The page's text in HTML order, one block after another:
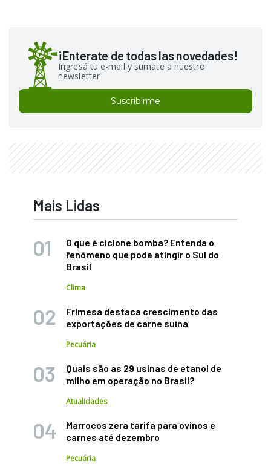
¡Enterate de todas las novedades!
Ingresá tu e-mail y sumate a nuestro
newsletter
Suscribirme
Mais Lidas
O que é ciclone bomba? Entenda o
fenômeno que pode atingir o Sul do
Brasil
Clima
Frimesa destaca crescimento das
exportações de carne suína
Pecuária
Quais são as 29 usinas de etanol de
milho em operação no Brasil?
Atualidades
Marrocos zera tarifa para ovinos e
carnes até dezembro
Pecuária